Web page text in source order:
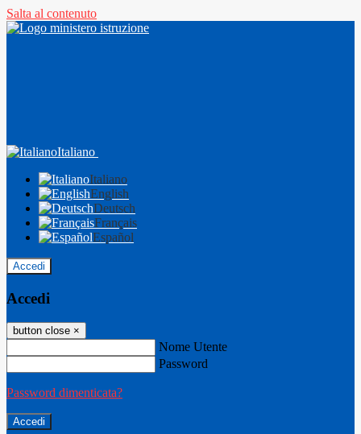
Salta al contenuto
Italiano
Italiano
English
Deutsch
Français
Español
Accedi
Accedi
button close ×
Nome Utente
Password
Password dimenticata?